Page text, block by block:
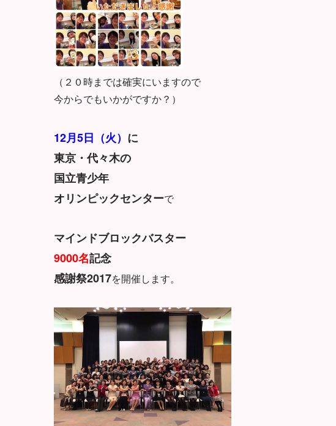
（２０時までは確実にいますので
今からでもいかがですか？）
12月5日（火） に
東京・代々木の
国立青少年
オリンピックセンターで
マインドブロックバスター
9000名記念
感謝祭2017を開催します。